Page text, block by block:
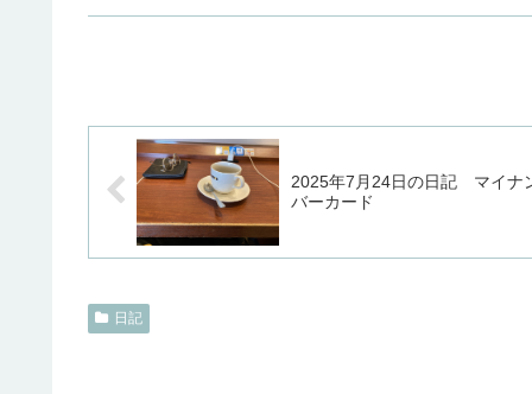
2025年7月24日の日記 マイナ
バーカード
日記